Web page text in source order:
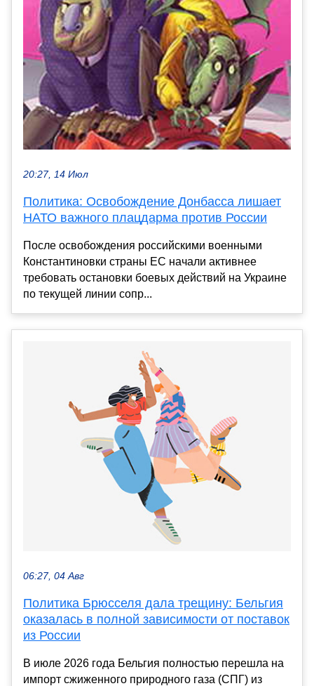
20:27, 14 Июл
Политика: Освобождение Донбасса лишает
НАТО важного плацдарма против России
После освобождения российскими военными
Константиновки страны ЕС начали активнее
требовать остановки боевых действий на Украине
по текущей линии сопр...
06:27, 04 Авг
Политика Брюсселя дала трещину: Бельгия
оказалась в полной зависимости от поставок
из России
В июле 2026 года Бельгия полностью перешла на
импорт сжиженного природного газа (СПГ) из